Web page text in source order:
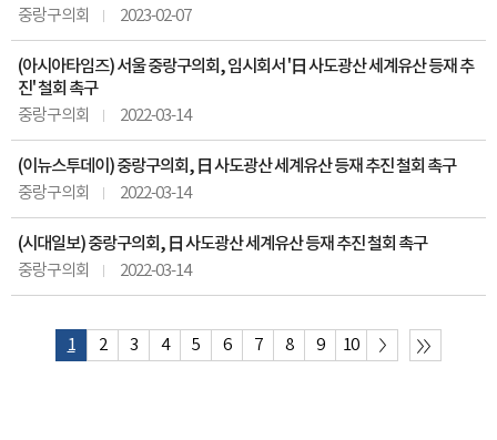
중랑구의회 2023-02-07
(아시아타임즈) 서울 중랑구의회, 임시회서 '日 사도광산 세계유산 등재 추
진' 철회 촉구
중랑구의회 2022-03-14
(이뉴스투데이) 중랑구의회, 日 사도광산 세계유산 등재 추진 철회 촉구
중랑구의회 2022-03-14
(시대일보) 중랑구의회, 日 사도광산 세계유산 등재 추진 철회 촉구
중랑구의회 2022-03-14
1 2 3 4 5 6 7 8 9 10